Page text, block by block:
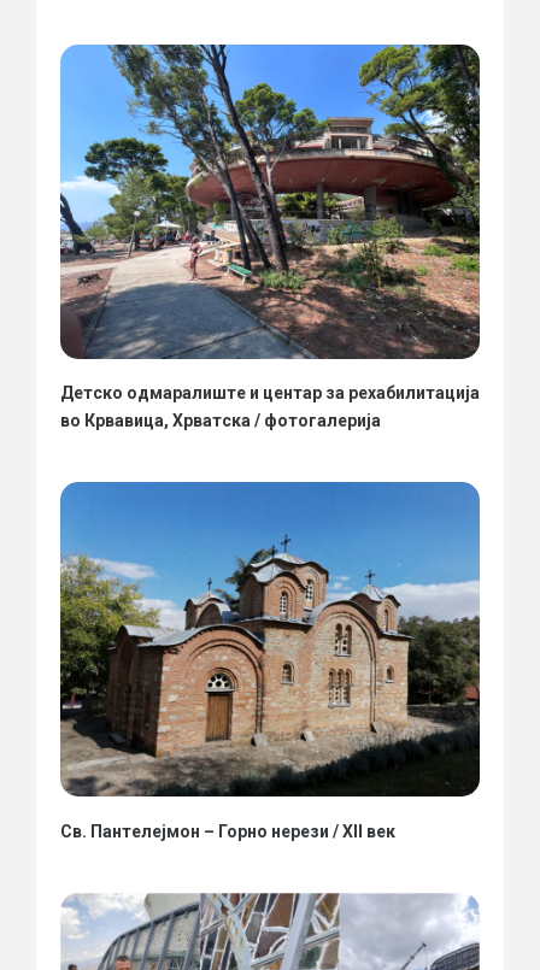
Детско одмаралиште и центар за рехабилитација
во Крвавица, Хрватска / фотогалерија
Св. Пантелејмон – Горно нерези / XII век